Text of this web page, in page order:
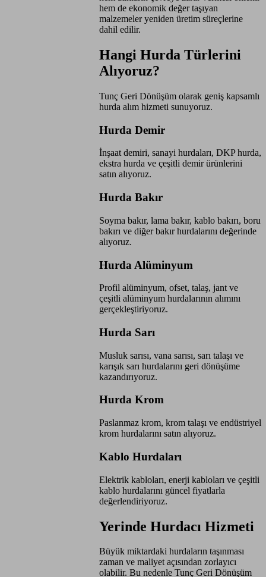
hem de ekonomik değer taşıyan
malzemeler yeniden üretim süreçlerine
dahil edilir.
Hangi Hurda Türlerini
Alıyoruz?
Tunç Geri Dönüşüm olarak geniş kapsamlı
hurda alım hizmeti sunuyoruz.
Hurda Demir
İnşaat demiri, sanayi hurdaları, DKP hurda,
ekstra hurda ve çeşitli demir ürünlerini
satın alıyoruz.
Hurda Bakır
Soyma bakır, lama bakır, kablo bakırı, boru
bakırı ve diğer bakır hurdalarını değerinde
alıyoruz.
Hurda Alüminyum
Profil alüminyum, ofset, talaş, jant ve
çeşitli alüminyum hurdalarının alımını
gerçekleştiriyoruz.
Hurda Sarı
Musluk sarısı, vana sarısı, sarı talaşı ve
karışık sarı hurdalarını geri dönüşüme
kazandırıyoruz.
Hurda Krom
Paslanmaz krom, krom talaşı ve endüstriyel
krom hurdalarını satın alıyoruz.
Kablo Hurdaları
Elektrik kabloları, enerji kabloları ve çeşitli
kablo hurdalarını güncel fiyatlarla
değerlendiriyoruz.
Yerinde Hurdacı Hizmeti
Büyük miktardaki hurdaların taşınması
zaman ve maliyet açısından zorlayıcı
olabilir. Bu nedenle Tunç Geri Dönüşüm